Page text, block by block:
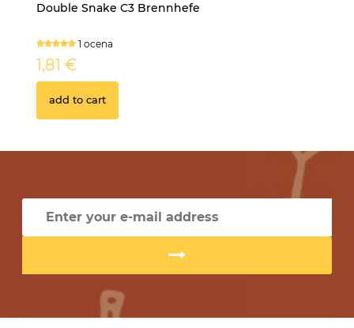
Double Snake C3 Brennhefe
1 ocena
1,81 €
add to cart